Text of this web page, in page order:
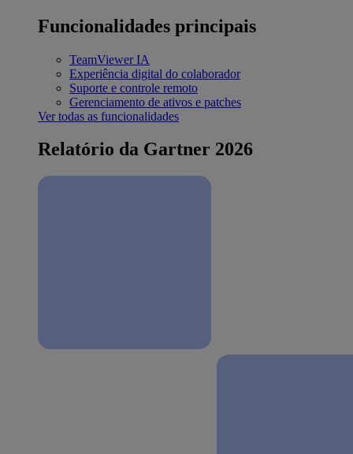
Funcionalidades principais
TeamViewer IA
Experiência digital do colaborador
Suporte e controle remoto
Gerenciamento de ativos e patches
Ver todas as funcionalidades
Relatório da Gartner 2026